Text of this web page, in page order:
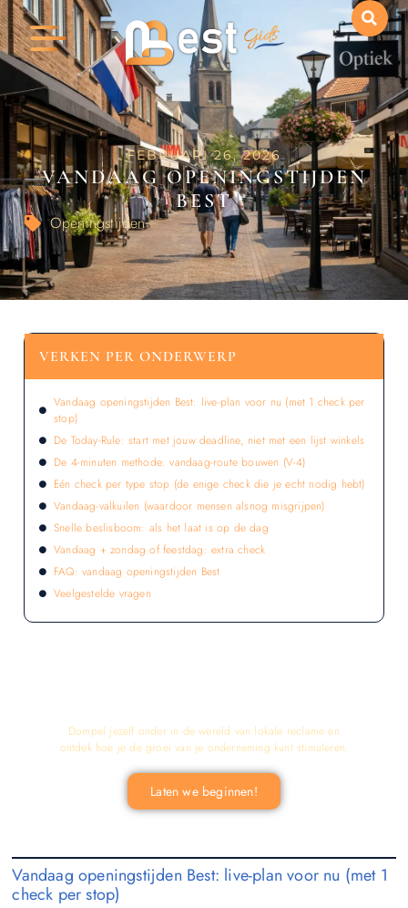
FEBRUARI 26, 2026
VANDAAG OPENINGSTIJDEN
BEST
Openingstijden
Vandaag openingstijden Best: live-plan voor nu (met 1
check per stop)
VERKEN PER ONDERWERP
Vandaag openingstijden Best: live-plan voor nu (met 1 check per
stop)
De Today-Rule: start met jouw deadline, niet met een lijst winkels
De 4-minuten methode: vandaag-route bouwen (V-4)
Eén check per type stop (de enige check die je echt nodig hebt)
Vandaag-valkuilen (waardoor mensen alsnog misgrijpen)
Snelle beslisboom: als het laat is op de dag
Vandaag + zondag of feestdag: extra check
FAQ: vandaag openingstijden Best
Veelgestelde vragen
Dompel jezelf onder in de wereld van lokale reclame en
ontdek hoe je de groei van je onderneming kunt stimuleren.
Laten we beginnen!